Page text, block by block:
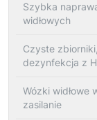
Szybka
widłowych
Czyste
dezynfekcja z
Wózki widłowe
zasilanie